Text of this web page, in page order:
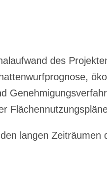
des
langen Zeiträumen